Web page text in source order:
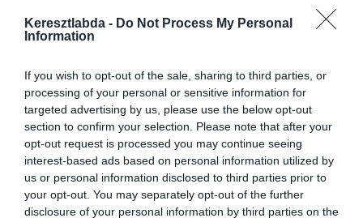
Keresztlabda - Do Not Process My Personal
Information
If you wish to opt-out of the sale, sharing to third parties, or
processing of your personal or sensitive information for
targeted advertising by us, please use the below opt-out
section to confirm your selection. Please note that after your
opt-out request is processed you may continue seeing
interest-based ads based on personal information utilized by
us or personal information disclosed to third parties prior to
your opt-out. You may separately opt-out of the further
disclosure of your personal information by third parties on the
FEJTÖRŐ MATEK NAPI FELADATOK
2021.10.04. Adam